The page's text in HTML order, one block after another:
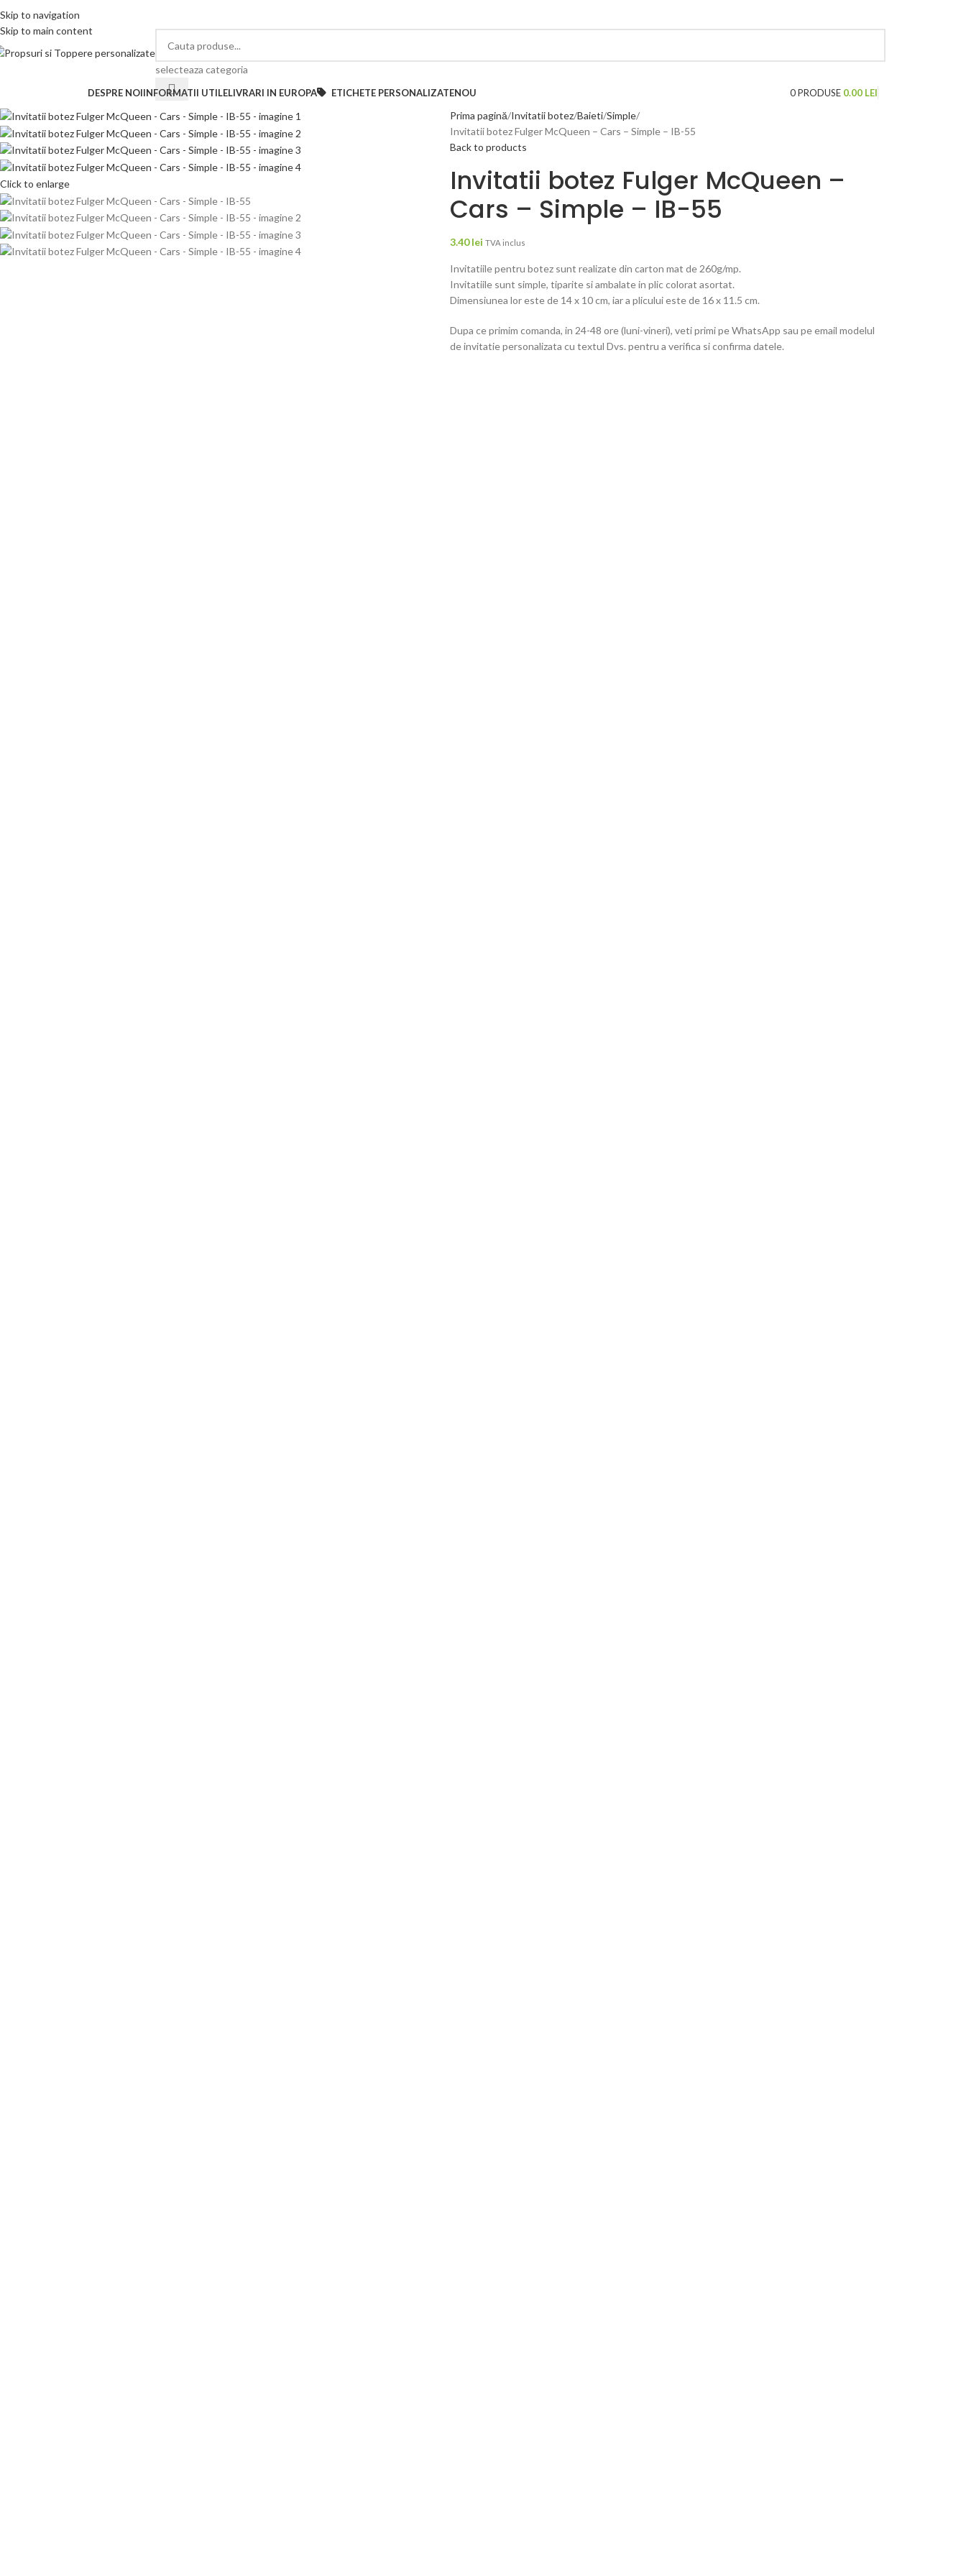
Skip to navigation
Skip to main content
si Whatsapp0726.88.22.86
selecteaza categoria
DESPRE NOIINFORMATII UTILELIVRARI IN EUROPA ETICHETE PERSONALIZATENOU 0PRODUSE 0.00 LEI
Click to enlarge
Prima pagină Invitatii botez Baieti Simple
Invitatii botez Fulger McQueen – Cars – Simple – IB-55
Back to products
Invitatii botez Fulger McQueen –
Cars – Simple – IB-55
3.40lei TVA inclus
Invitatiile pentru botez sunt realizate din carton mat de 260g/mp.
Invitatiile sunt simple, tiparite si ambalate in plic colorat asortat.
Dimensiunea lor este de 14 x 10 cm, iar a plicului este de 16 x 11.5 cm.
Dupa ce primim comanda, in 24-48 ore (luni-vineri), veti primi pe WhatsApp sau pe email modelul
de invitatie personalizata cu textul Dvs. pentru a verifica si confirma datele.